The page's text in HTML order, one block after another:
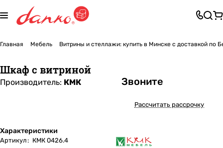
Главная Мебель Витрины и стеллажи: купить в Минске с доставкой по
Шкаф с витриной
Производитель: КМК
Характеристики
Артикул: КМК 0426.4
Звоните
Рассчитать рассрочку